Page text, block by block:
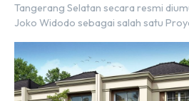
Tangerang Selatan secara resmi
Joko Widodo sebagai salah satu
Koordinator Bidang Perekonomian,
Rapat Terbatas (ratas) bersama
pada hari Senin, 18 Maret 2024.